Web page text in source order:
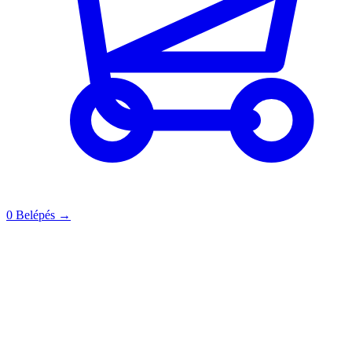
0 Belépés →